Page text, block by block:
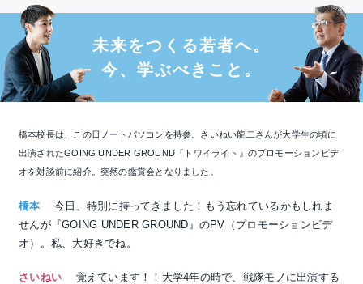
未来をつくる若者へ。
今、学ぶべきこと。
橋本校長は、この日ノートパソコンを持参。さいねい龍二さんが大学生の頃に
出演されたGOING UNDER GROUND『トワイライト』のプロモーションビデ
オを対談前に紹介。突然の鑑賞会となりました。
橋本 今日、特別に持ってきました！もう忘れているかもしれま
せんが『GOING UNDER GROUND』のPV（プロモーションビデ
オ）。私、大好きでね。
さいねい 覚えています！！大学4年の時で、戦隊モノに出演する